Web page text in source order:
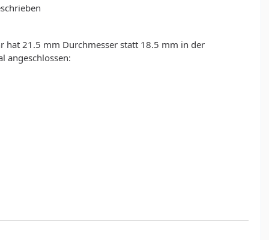
hat 21.5 mm Durchmesser statt 18.5 mm in der
angeschlossen: